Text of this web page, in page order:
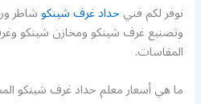
نوفر لكم فنيحداد غرف شينكوشاطر
وتصنيع غرف شينكو ومخازن شينكو
المقاسات.
ما هي أسعار معلم حداد غرف شينكو